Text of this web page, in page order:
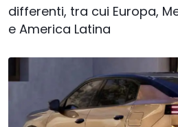
differenti, tra cui Europa,
e America Latina